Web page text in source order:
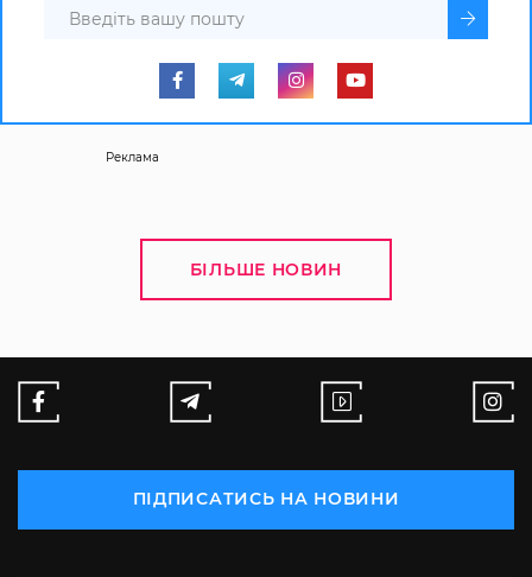
Реклама
БІЛЬШЕ НОВИН
ПІДПИСАТИСЬ НА НОВИНИ